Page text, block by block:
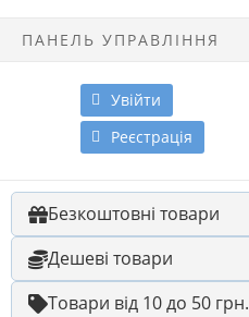
ПАНЕЛЬ УПРАВЛІННЯ
Увійти
Реєстрація
Безкоштовні товари
Дешеві товари
Товари від 10 до 50 грн.